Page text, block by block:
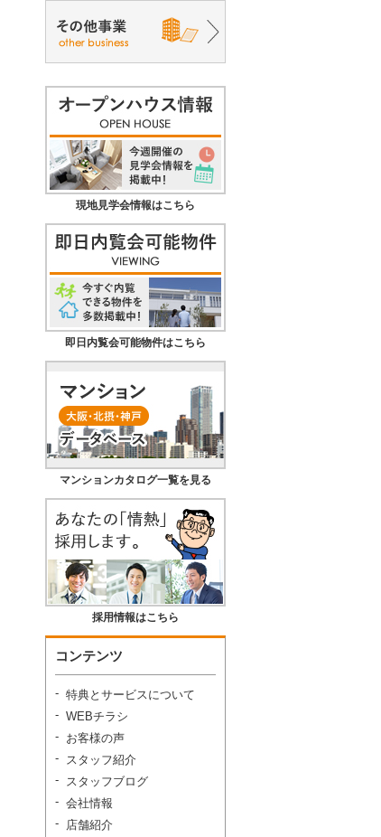
現地見学会情報はこちら
即日内覧会可能物件はこちら
マンションカタログ一覧を見る
採用情報はこちら
コンテンツ
特典とサービスについて
WEBチラシ
お客様の声
スタッフ紹介
スタッフブログ
会社情報
店舗紹介